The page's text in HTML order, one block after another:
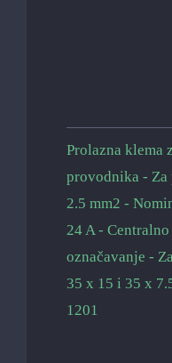
Prolazna klema
provodnika -
2.5 mm2 -
24 A -
označavanje -
35 x 15 i 35 x
1201